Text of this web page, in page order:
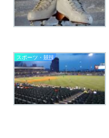
スポーツ・競技